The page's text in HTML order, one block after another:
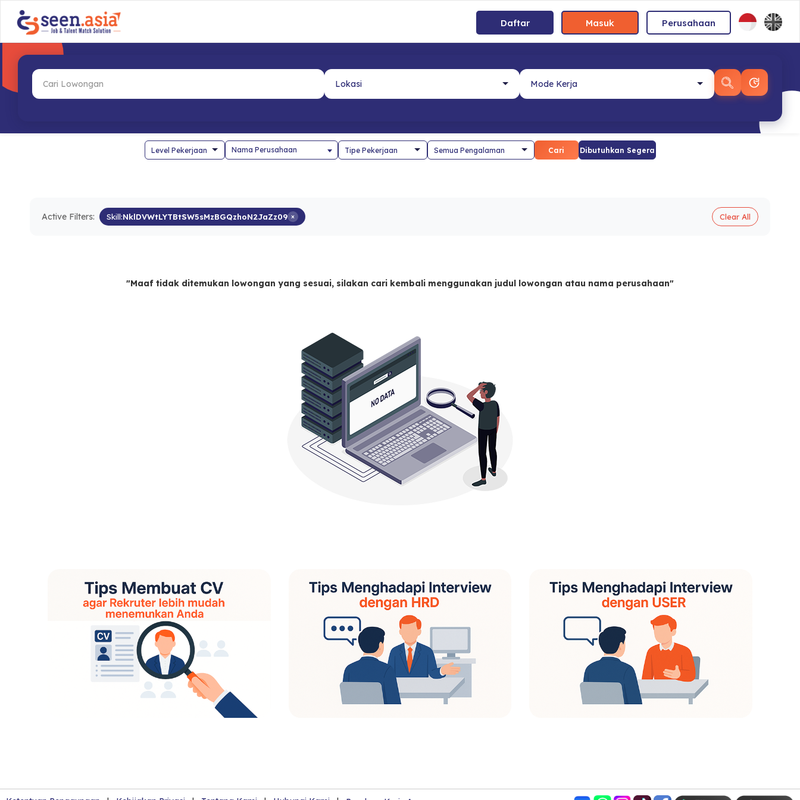
Daftar Masuk Perusahaan
Nama Perusahaan Cari Dibutuhkan Segera
Active Filters: Skill:NklDVWtLYTBtSW5sMzBGQzhoN2JaZz09 × Clear All
"Maaf tidak ditemukan lowongan yang sesuai, silakan cari kembali menggunakan judul lowongan atau nama perusahaan"